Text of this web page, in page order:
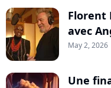
Florent
avec
May 2, 2026
Une